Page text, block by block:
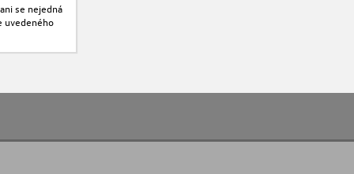
se nejedná
uvedeného